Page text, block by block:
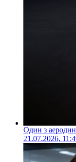
Один з
21.07.2026,